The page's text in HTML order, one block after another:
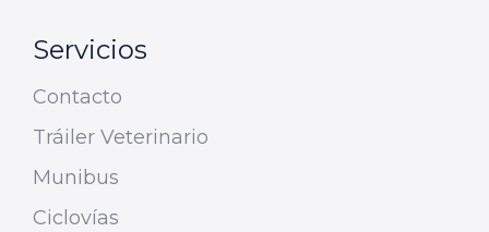
Servicios
Contacto
Tráiler Veterinario
Munibus
Ciclovías